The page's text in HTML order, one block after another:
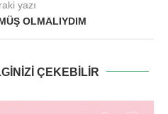
yazı
OLMALIYDIM
ÇEKEBILIR